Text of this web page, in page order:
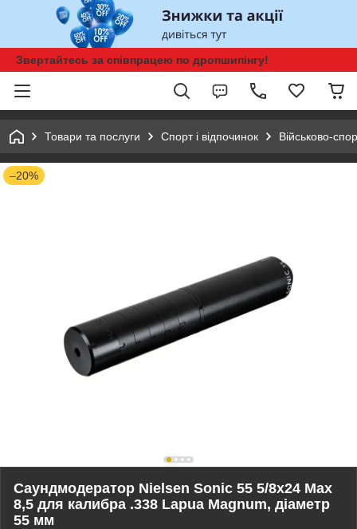
Звертайтесь за співпрацею по дропшипінгу!
Товари та послуги Спорт і відпочинок Військово-
–20%
Саундмодератор Nielsen Sonic 55 5/8x24 Max
8,5 для калибра .338 Lapua Magnum, діаметр
55 мм